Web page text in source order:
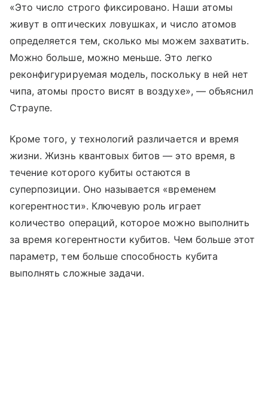
«Это число строго фиксировано. Наши атомы
живут в оптических ловушках, и число атомов
определяется тем, сколько мы можем захватить.
Можно больше, можно меньше. Это легко
реконфигурируемая модель, поскольку в ней нет
чипа, атомы просто висят в воздухе», — объяснил
Страупе.
Кроме того, у технологий различается и время
жизни. Жизнь квантовых битов — это время, в
течение которого кубиты остаются в
суперпозиции. Оно называется «временем
когерентности». Ключевую роль играет
количество операций, которое можно выполнить
за время когерентности кубитов. Чем больше этот
параметр, тем больше способность кубита
выполнять сложные задачи.